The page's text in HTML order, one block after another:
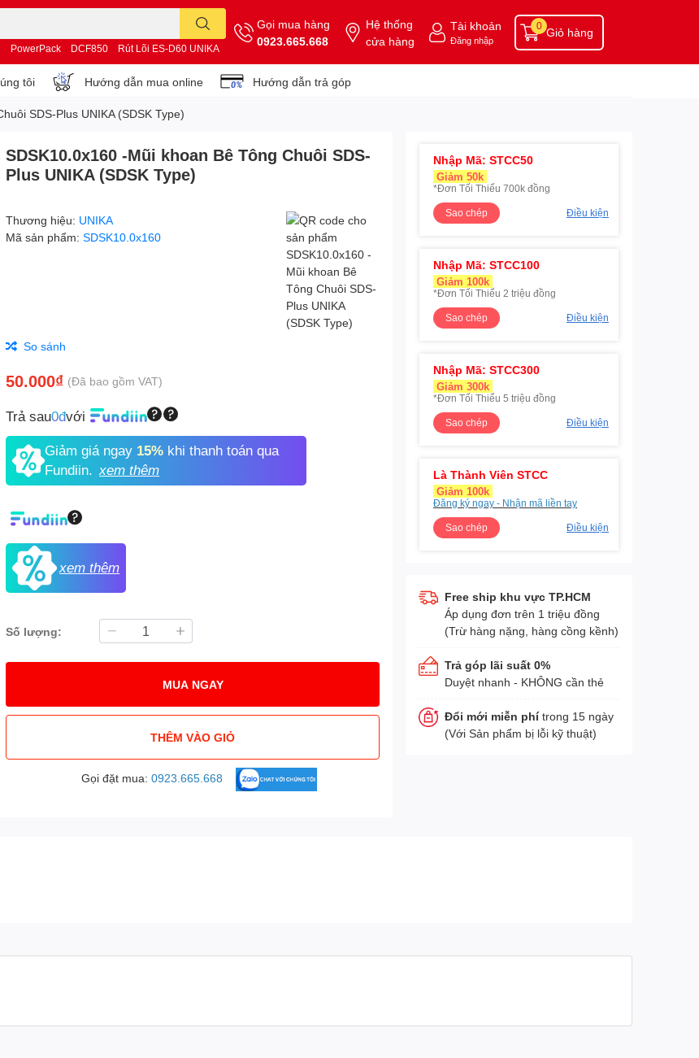
PowerPack DCF850 Rút Lõi ES-D60 UNIKA
Gọi mua hàng
0923.665.668
Hệ thống
cửa hàng
Tài khoản
Đăng nhập
Giỏ hàng
0
tôi Hướng dẫn mua online Hướng dẫn trả góp
SDS-Plus UNIKA (SDSK Type)
SDSK10.0x160 -Mũi khoan Bê Tông Chuôi SDS-
Plus UNIKA (SDSK Type)
Thương hiệu: UNIKA
Mã sản phẩm:SDSK10.0x160
So sánh
50.000₫ (Đã bao gồm VAT)
Trả sau0đvới
Giảm giá ngay 15% khi thanh toán qua
Fundiin. xem thêm
xem thêm
Số lượng:
MUA NGAY
THÊM VÀO GIỎ
Gọi đặt mua: 0923.665.668
Nhập Mã: STCC50
Giảm 50k
*Đơn Tối Thiểu 700k đồng
Sao chép
Điều kiện
Nhập Mã: STCC100
Giảm 100k
*Đơn Tối Thiểu 2 triệu đồng
Sao chép
Điều kiện
Nhập Mã: STCC300
Giảm 300k
*Đơn Tối Thiểu 5 triệu đồng
Sao chép
Điều kiện
Là Thành Viên STCC
Giảm 100k
Đăng ký ngay - Nhận mã liền tay
Sao chép
Điều kiện
Free ship khu vực TP.HCM
Áp dụng đơn trên 1 triệu đồng
(Trừ hàng nặng, hàng cồng kềnh)
Trả góp lãi suất 0%
Duyệt nhanh - KHÔNG cần thẻ
Đổi mới miễn phítrong 15 ngày
(Với Sản phẩm bị lỗi kỹ thuật)